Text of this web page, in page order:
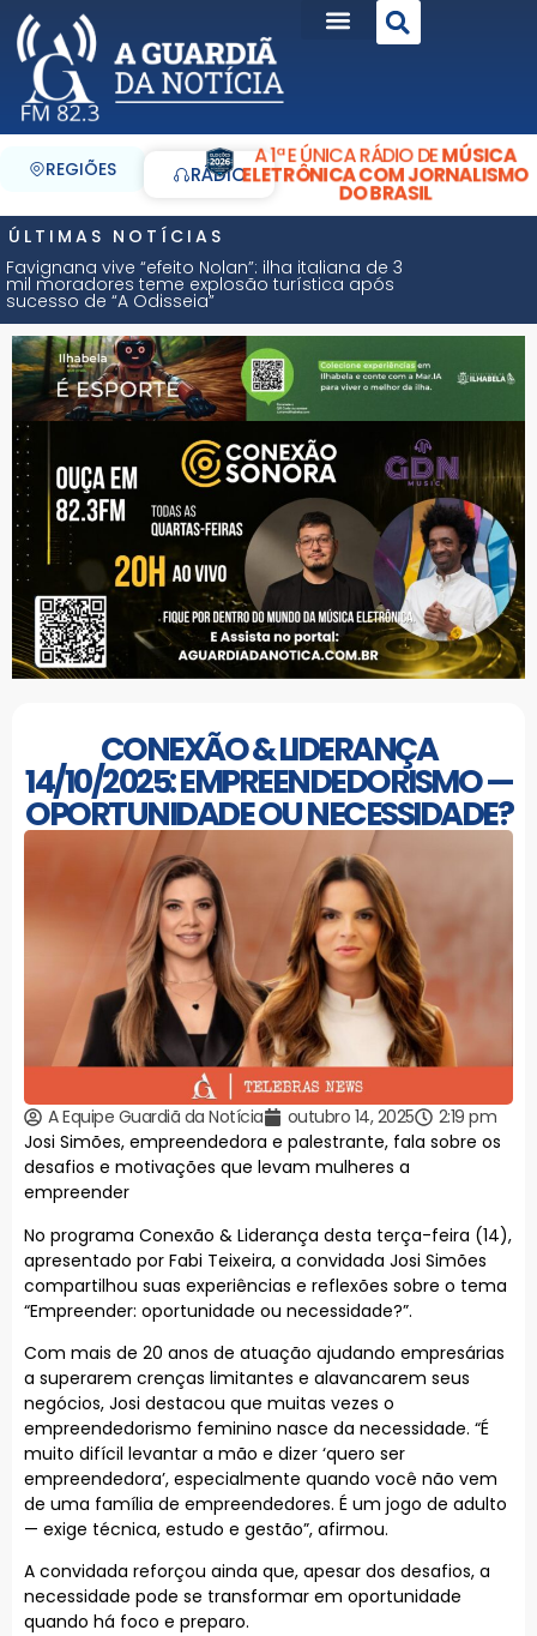
REGIÕES RÁDIO
A 1ª E ÚNICA RÁDIO DEMÚSICA
ELETRÔNICA COM JORNALISMO
DO BRASIL
ÚLTIMAS NOTÍCIAS
Favignana vive “efeito Nolan”: ilha italiana de 3
mil moradores teme explosão turística após
sucesso de “A Odisseia”
CONEXÃO & LIDERANÇA
14/10/2025: EMPREENDEDORISMO —
OPORTUNIDADE OU NECESSIDADE?
A Equipe Guardiã da Notícia outubro 14, 2025
2:19 pm
Josi Simões, empreendedora e palestrante, fala sobre os
desafios e motivações que levam mulheres a
empreender
No programa Conexão & Liderança desta terça-feira (14),
apresentado por Fabi Teixeira, a convidada Josi Simões
compartilhou suas experiências e reflexões sobre o tema
“Empreender: oportunidade ou necessidade?”.
Com mais de 20 anos de atuação ajudando empresárias
a superarem crenças limitantes e alavancarem seus
negócios, Josi destacou que muitas vezes o
empreendedorismo feminino nasce da necessidade. “É
muito difícil levantar a mão e dizer ‘quero ser
empreendedora’, especialmente quando você não vem
de uma família de empreendedores. É um jogo de adulto
— exige técnica, estudo e gestão”, afirmou.
A convidada reforçou ainda que, apesar dos desafios, a
necessidade pode se transformar em oportunidade
quando há foco e preparo.